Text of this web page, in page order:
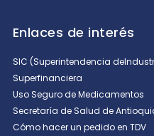
Enlaces de interés
SIC (Superintendencia
Superfinanciera
Uso Seguro de Medicamentos
Secretaría de Salud de
Cómo hacer un pedido en TDV